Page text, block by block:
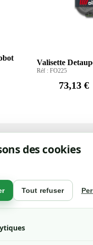
des cookies
Tout refuser
Valisette
Réf : FO225
73,13 €
Contactez-nous
Plan du site
Magasin
Mentions légales